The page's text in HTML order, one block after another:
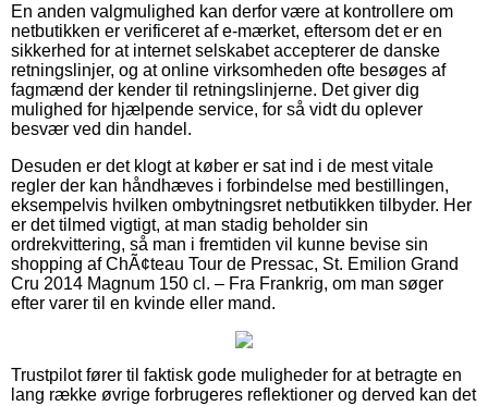
En anden valgmulighed kan derfor være at kontrollere om
netbutikken er verificeret af e-mærket, eftersom det er en
sikkerhed for at internet selskabet accepterer de danske
retningslinjer, og at online virksomheden ofte besøges af
fagmænd der kender til retningslinjerne. Det giver dig
mulighed for hjælpende service, for så vidt du oplever
besvær ved din handel.
Desuden er det klogt at køber er sat ind i de mest vitale
regler der kan håndhæves i forbindelse med bestillingen,
eksempelvis hvilken ombytningsret netbutikken tilbyder. Her
er det tilmed vigtigt, at man stadig beholder sin
ordrekvittering, så man i fremtiden vil kunne bevise sin
shopping af ChÃ¢teau Tour de Pressac, St. Emilion Grand
Cru 2014 Magnum 150 cl. – Fra Frankrig, om man søger
efter varer til en kvinde eller mand.
Trustpilot fører til faktisk gode muligheder for at betragte en
lang række øvrige forbrugeres reflektioner og derved kan det